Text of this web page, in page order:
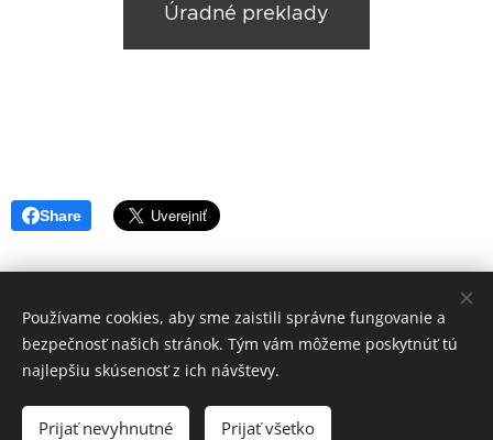
Úradné preklady
Share
Prekladateľská agentúra illyria
/ Všetky práva vyhradené
úradný preklad angličtina
Používame cookies, aby sme zaistili správne fungovanie a
bezpečnosť našich stránok. Tým vám môžeme poskytnúť tú
najlepšiu skúsenosť z ich návštevy.
Prijať nevyhnutné Prijať všetko